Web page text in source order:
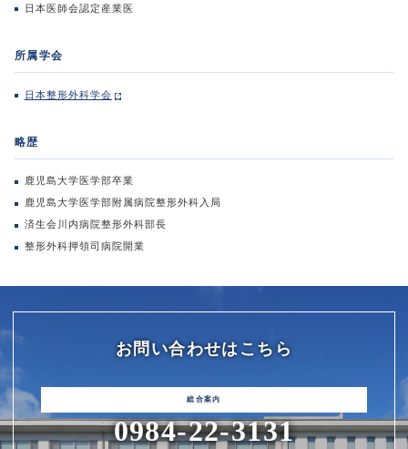
日本医師会認定産業医
所属学会
日本整形外科学会
略歴
鹿児島大学医学部卒業
鹿児島大学医学部附属病院整形外科入局
済生会川内病院整形外科部長
整形外科押領司病院開業
お問い合わせはこちら
0984-22-3131